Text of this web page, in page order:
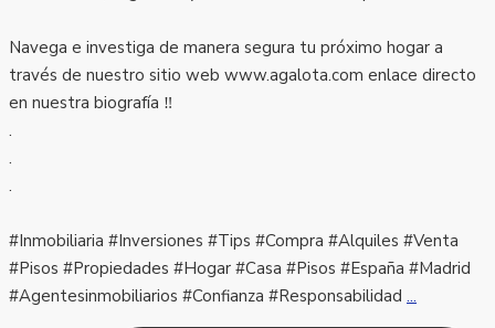
Navega e investiga de manera segura tu próximo hogar a
través de nuestro sitio web www.agalota.com enlace directo
en nuestra biografía ‼️
.
.
.
#Inmobiliaria #Inversiones #Tips #Compra #Alquiles #Venta
#Pisos #Propiedades #Hogar #Casa #Pisos #España #Madrid
#Agentesinmobiliarios #Confianza #Responsabilidad ...